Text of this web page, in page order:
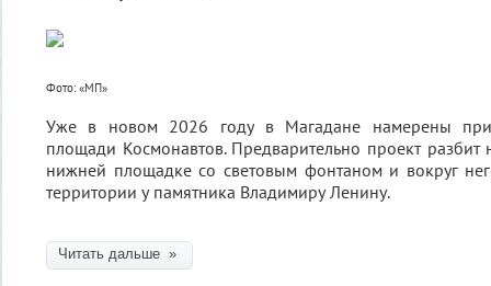
Фото: «МП»
Уже в новом 2026 году в Магадане намерены
площади Космонавтов. Предварительно проект разбит
нижней площадке со световым фонтаном и вокруг
территории у памятника Владимиру Ленину.
Читать дальше »